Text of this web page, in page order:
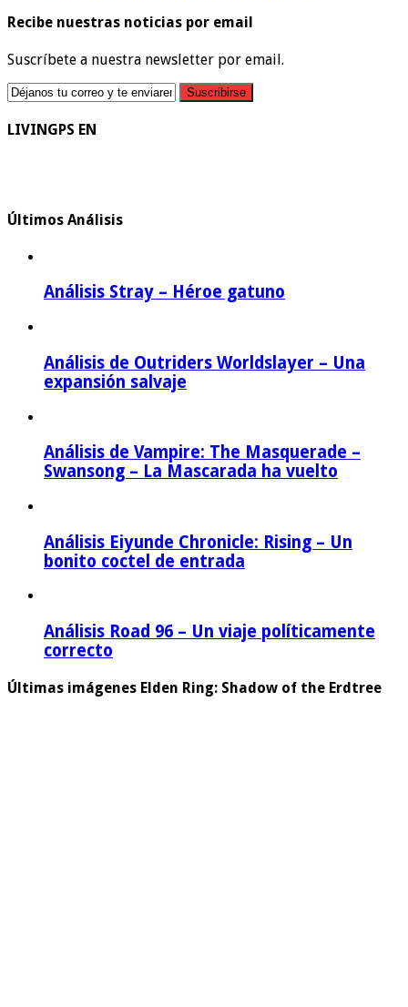
Recibe nuestras noticias por email
Suscríbete a nuestra newsletter por email.
LIVINGPS EN
Últimos Análisis
Análisis Stray – Héroe gatuno
Análisis de Outriders Worldslayer – Una
expansión salvaje
Análisis de Vampire: The Masquerade –
Swansong – La Mascarada ha vuelto
Análisis Eiyunde Chronicle: Rising – Un
bonito coctel de entrada
Análisis Road 96 – Un viaje políticamente
correcto
Últimas imágenes Elden Ring: Shadow of the Erdtree